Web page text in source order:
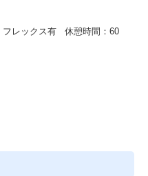
スペシャリストが語る、経営
義
uptodata/articles/5274/
隊）のオーナーである松澤
ンサル部隊のオーナーであ
。その思いは海を越え、世界
場へ
フレックス有 休憩時間：60